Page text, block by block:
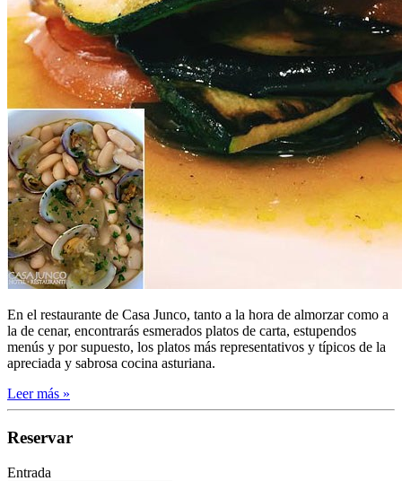
En el restaurante de Casa Junco, tanto a la hora de almorzar como a
la de cenar, encontrarás esmerados platos de carta, estupendos
menús y por supuesto, los platos más representativos y típicos de la
apreciada y sabrosa cocina asturiana.
Leer más »
Reservar
Entrada